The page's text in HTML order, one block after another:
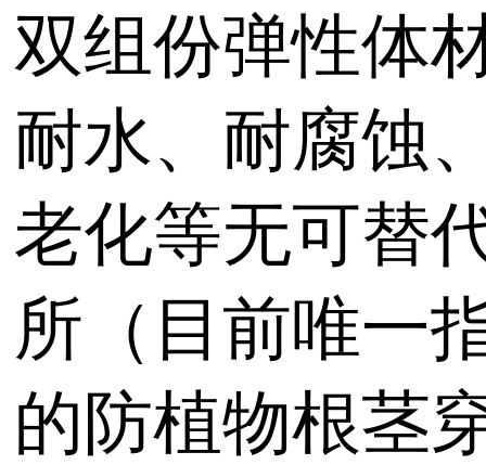
双组份弹性体
耐水、耐腐蚀
老化等无可替
所（目前唯一
的防植物根茎